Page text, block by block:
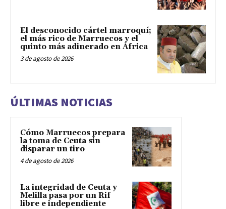
El desconocido cártel marroquí;
el más rico de Marruecos y el
quinto más adinerado en África
3 de agosto de 2026
ÚLTIMAS NOTICIAS
Cómo Marruecos prepara
la toma de Ceuta sin
disparar un tiro
4 de agosto de 2026
La integridad de Ceuta y
Melilla pasa por un Rif
libre e independiente